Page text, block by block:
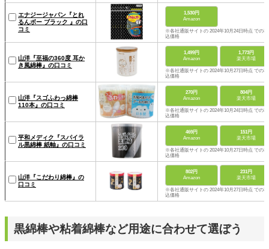
エナジージャパン『とれ
るんボー ブラック 』の口
コミ
1,530円
Amazon
※各社通販サイトの 2024年10月24日時点 での税
込価格
山洋『至福の360度 耳か
き風綿棒』の口コミ
1,499円
Amazon
1,773円
楽天市場
※各社通販サイトの 2024年10月27日時点 での税
込価格
山洋『スゴふわっ綿棒
110本』の口コミ
270円
Amazon
804円
楽天市場
※各社通販サイトの 2024年10月24日時点 での税
込価格
平和メディク『スパイラ
ル黒綿棒 紙軸』の口コミ
469円
Amazon
151円
楽天市場
※各社通販サイトの 2024年10月27日時点 での税
込価格
山洋『こだわり綿棒』の
口コミ
802円
Amazon
231円
楽天市場
※各社通販サイトの 2024年10月27日時点 での税
込価格
黒綿棒や粘着綿棒など用途に合わせて選ぼう